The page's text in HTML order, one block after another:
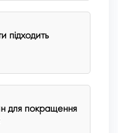
підходить
для покращення